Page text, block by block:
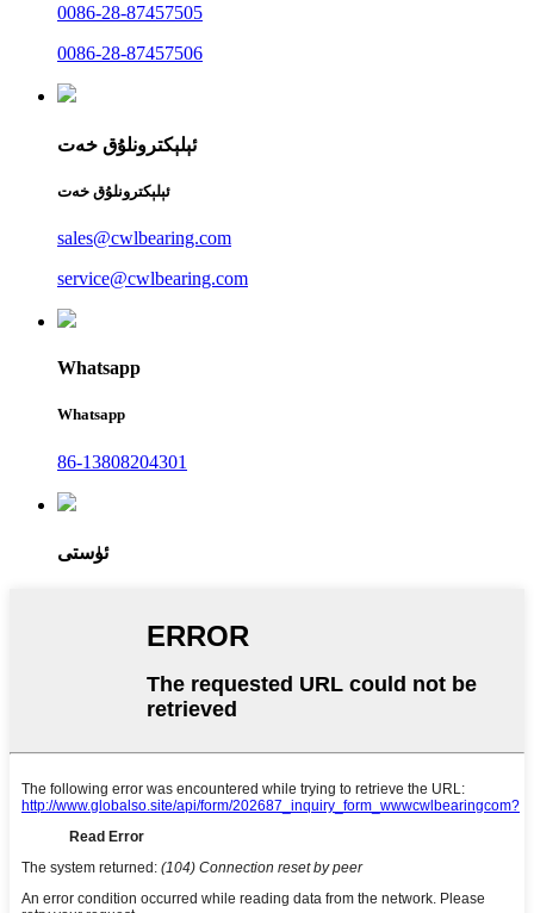
0086-28-87457505
0086-28-87457506
ئېلېكترونلۇق خەت
ئېلېكترونلۇق خەت
sales@cwlbearing.com
service@cwlbearing.com
Whatsapp
Whatsapp
86-13808204301
ئۈستى